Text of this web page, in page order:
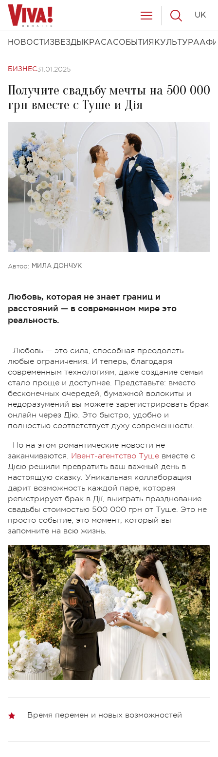
НОВОСТИ ЗВЕЗДЫ КРАСАСОБЫТИЯ КУЛЬТУРА
UK
БИЗНЕС31.01.2025
Получите свадьбу мечты на 500 000
грн вместе с Туше и Дія
Автор: МИЛА ДОНЧУК
Любовь, которая не знает границ и
расстояний — в современном мире это
реальность.
Любовь — это сила, способная преодолеть
любые ограничения. И теперь, благодаря
современным технологиям, даже создание семьи
стало проще и доступнее. Представьте: вместо
бесконечных очередей, бумажной волокиты и
недоразумений вы можете зарегистрировать брак
онлайн через Дію. Это быстро, удобно и
полностью соответствует духу современности.
Но на этом романтические новости не
заканчиваются. Ивент-агентство Туше вместе с
Дією решили превратить ваш важный день в
настоящую сказку. Уникальная коллаборация
дарит возможность каждой паре, которая
регистрирует брак в Дії, выиграть празднование
свадьбы стоимостью 500 000 грн от Туше. Это не
просто событие, это момент, который вы
запомните на всю жизнь.
Время перемен и новых возможностей